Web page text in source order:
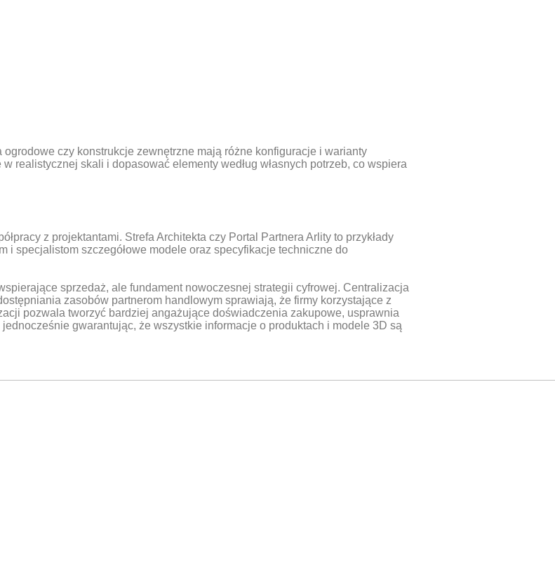
czy konstrukcje zewnętrzne mają różne konfiguracje i warianty
realistycznej skali i dopasować elementy według własnych potrzeb, co wspiera
z projektantami. Strefa Architekta czy Portal Partnera Arlity to przykłady
i specjalistom szczegółowe modele oraz specyfikacje techniczne do
sprzedaż, ale fundament nowoczesnej strategii cyfrowej. Centralizacja
zasobów partnerom handlowym sprawiają, że firmy korzystające z
pozwala tworzyć bardziej angażujące doświadczenia zakupowe, usprawnia
gwarantując, że wszystkie informacje o produktach i modele 3D są